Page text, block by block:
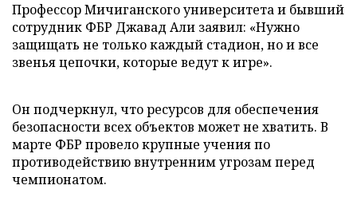
Профессор Мичиганского университета и бывший
сотрудник ФБР Джавад Али заявил: «Нужно
защищать не только каждый стадион, но и все
звенья цепочки, которые ведут к игре».
Он подчеркнул, что ресурсов для обеспечения
безопасности всех объектов может не хватить. В
марте ФБР провело крупные учения по
противодействию внутренним угрозам перед
чемпионатом.